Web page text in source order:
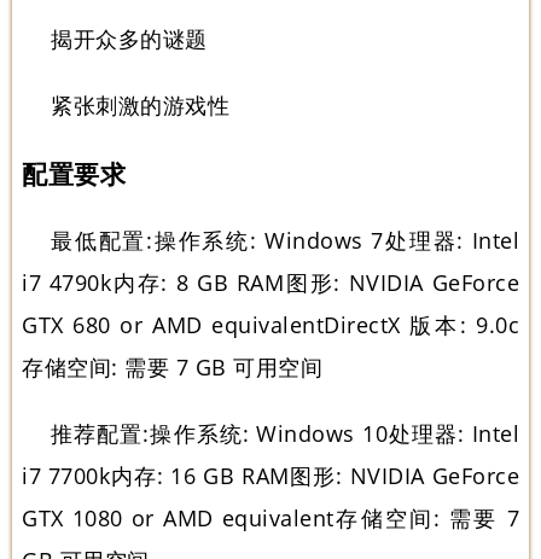
揭开众多的谜题
紧张刺激的游戏性
配置要求
最低配置:操作系统: Windows 7处理器: Intel
i7 4790k内存: 8 GB RAM图形: NVIDIA GeForce
GTX 680 or AMD equivalentDirectX 版本: 9.0c
存储空间: 需要 7 GB 可用空间
推荐配置:操作系统: Windows 10处理器: Intel
i7 7700k内存: 16 GB RAM图形: NVIDIA GeForce
GTX 1080 or AMD equivalent存储空间: 需要 7